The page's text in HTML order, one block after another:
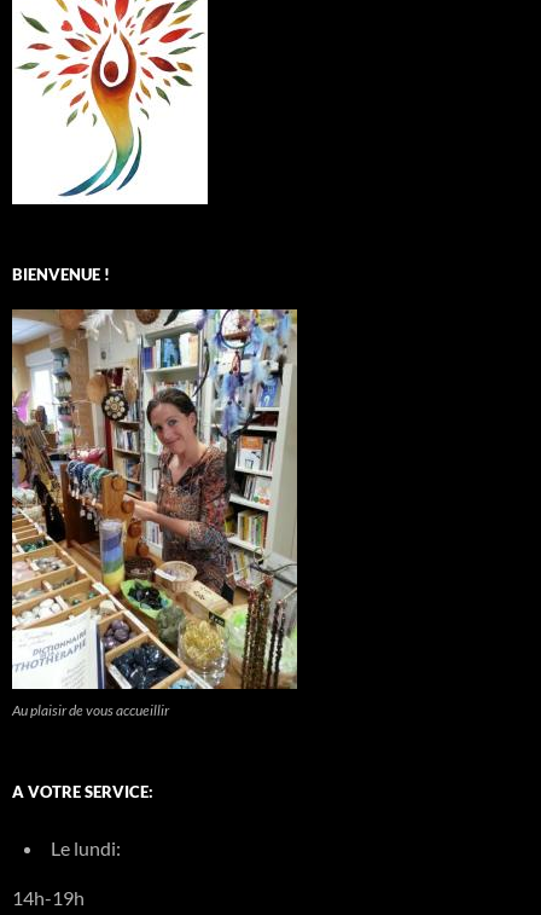
BIENVENUE !
Au plaisir de vous accueillir
A VOTRE SERVICE:
Le lundi:
14h-19h